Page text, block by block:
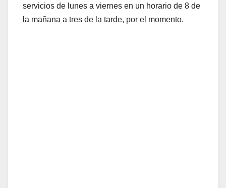
servicios de lunes a viernes en un horario de 8 de
la mañana a tres de la tarde, por el momento.